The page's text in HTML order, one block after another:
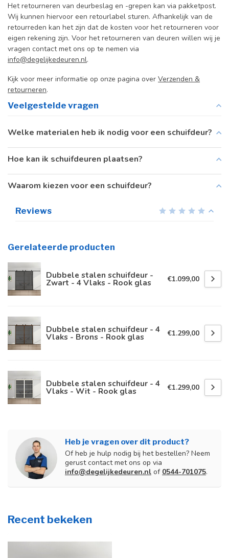
Het retourneren van deurbeslag en -grepen kan via pakketpost.
Wij kunnen hiervoor een retourlabel sturen. Afhankelijk van de
retourreden kan het zijn dat de kosten voor het retourneren voor
eigen rekening zijn. Voor het retourneren van deuren willen wij je
vragen contact met ons op te nemen via
info@degelijkedeuren.nl.
Kijk voor meer informatie op onze pagina over Verzenden &
retourneren.
Veelgestelde vragen
Welke materialen heb ik nodig voor een schuifdeur?
Hoe kan ik schuifdeuren plaatsen?
Waarom kiezen voor een schuifdeur?
Reviews
Gerelateerde producten
Dubbele stalen schuifdeur -
Zwart - 4 Vlaks - Rook glas €1.099,00
Dubbele stalen schuifdeur - 4
Vlaks - Brons - Rook glas €1.299,00
Dubbele stalen schuifdeur - 4
Vlaks - Wit - Rook glas €1.299,00
Heb je vragen over dit product?
Of heb je hulp nodig bij het bestellen? Neem
gerust contact met ons op via
info@degelijkedeuren.nl of 0544-701075.
Recent bekeken